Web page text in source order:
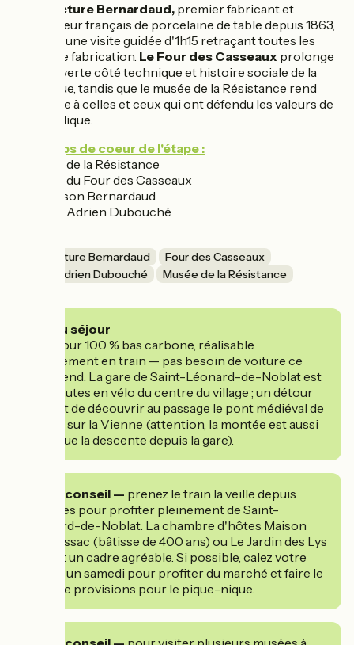
manufacture Bernardaud, premier fabricant et
exportateur français de porcelaine de table depuis 1863,
propose une visite guidée d'1h15 retraçant toutes les
étapes de fabrication. Le Four des Casseaux prolonge
la découverte côté technique et histoire sociale de la
céramique, tandis que le musée de la Résistance rend
hommage à celles et ceux qui ont défendu les valeurs de
la République.
Les coups de coeur de l'étape :
• Musée de la Résistance
• Musée du Four des Casseaux
• La maison Bernardaud
• Musée Adrien Dubouché
Manufacture Bernardaud
Four des Casseaux
Musée Adrien Dubouché
Musée de la Résistance
Le + du séjour
Un séjour 100 % bas carbone, réalisable
entièrement en train — pas besoin de voiture ce
week-end. La gare de Saint-Léonard-de-Noblat est
à 5 minutes en vélo du centre du village ; un détour
permet de découvrir au passage le pont médiéval de
Noblat sur la Vienne (attention, la montée est aussi
raide que la descente depuis la gare).
Notre conseil — prenez le train la veille depuis
Limoges pour profiter pleinement de Saint-
Léonard-de-Noblat. La chambre d'hôtes Maison
Gay Lussac (bâtisse de 400 ans) ou Le Jardin des Lys
offrent un cadre agréable. Si possible, calez votre
départ un samedi pour profiter du marché et faire le
plein de provisions pour le pique-nique.